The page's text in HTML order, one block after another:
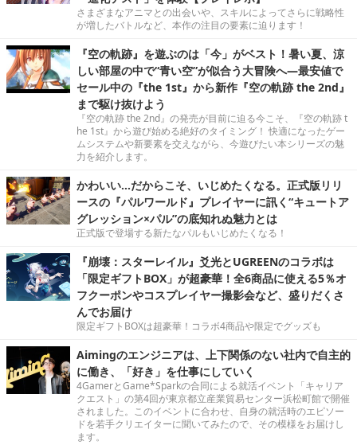
さまざまなアニマとの出会いや、スキルによってさらに戦略性
が増したバトルなど、本作の注目の要素に迫ります！
『空の軌跡』を遊ぶのは「今」がベスト！暑い夏、涼
しい部屋の中で“青い空”が似合う大冒険へ―最安値で
セール中の『the 1st』から新作『空の軌跡 the 2nd』
まで駆け抜けよう
『空の軌跡 the 2nd』の発売が目前に迫る今こそ、『空の軌跡 t
he 1st』から遊び始める絶好のタイミング！ 快適になったゲー
ムシステムや新要素を交えながら、今遊びたい本シリーズの魅
力を紹介します。
かわいい…だからこそ、いじめたくなる。正式版リリ
ースの『パルワールド』プレイヤーに訊く“キュートア
グレッション×パル”の底知れぬ魅力とは
正式版で登場する新たなパルもいじめたくなる！
『崩壊：スターレイル』爻光とUGREENのコラボは
「限定ギフトBOX」が超豪華！全6商品に使える5％オ
フクーポンやコスプレイヤー撮影会など、盛りだくさ
んでお届け
限定ギフトBOXは超豪華！コラボ4商品や限定でグッズも
Aimingのエンジニアは、上下関係のない社内で自主的
に働き、「好き」を仕事にしていく
4GamerとGame*Sparkの合同による就活イベント「キャリア
クエスト」の第4回が東京都立産業貿易センター浜松町館で開催
されました。このイベントに合わせ、自身の就活時のエピソー
ドを若手クリエイターに聞いてみたので、その模様をお届けし
ます。